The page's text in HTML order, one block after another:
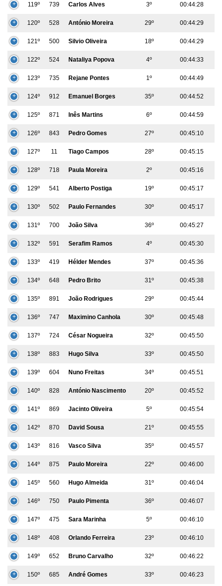
119º 739 Carlos Alves 3º 00:44:28
120º 528 António Moreira 29º 00:44:29
121º 500 Silvio Oliveira 18º 00:44:29
122º 524 Nataliya Popova 4º 00:44:33
123º 735 Rejane Pontes 1º 00:44:49
124º 912 Emanuel Borges 35º 00:44:52
125º 871 Inês Martins 6º 00:44:59
126º 843 Pedro Gomes 27º 00:45:10
127º 11 Tiago Campos 28º 00:45:15
128º 718 Paula Moreira 2º 00:45:16
129º 541 Alberto Postiga 19º 00:45:17
130º 502 Paulo Fernandes 30º 00:45:17
131º 700 João Silva 36º 00:45:27
132º 591 Serafim Ramos 4º 00:45:30
133º 419 Hélder Mendes 37º 00:45:36
134º 648 Pedro Brito 31º 00:45:38
135º 891 João Rodrigues 29º 00:45:44
136º 747 Maximino Canhola 30º 00:45:48
137º 724 César Nogueira 32º 00:45:50
138º 883 Hugo Silva 33º 00:45:50
139º 604 Nuno Freitas 34º 00:45:51
140º 828 António Nascimento 20º 00:45:52
141º 869 Jacinto Oliveira 5º 00:45:54
142º 870 David Sousa 21º 00:45:55
143º 816 Vasco Silva 35º 00:45:57
144º 875 Paulo Moreira 22º 00:46:00
145º 560 Hugo Almeida 31º 00:46:04
146º 750 Paulo Pimenta 36º 00:46:07
147º 475 Sara Marinha 5º 00:46:10
148º 408 Orlando Ferreira 23º 00:46:10
149º 652 Bruno Carvalho 32º 00:46:22
150º 685 André Gomes 33º 00:46:23